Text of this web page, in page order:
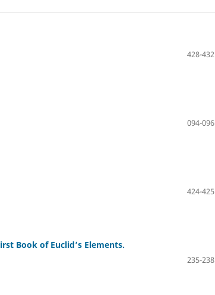
428-432
094-096
424-425
Book of Euclid’s Elements.
235-238